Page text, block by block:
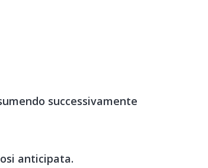
successivamente
anticipata.